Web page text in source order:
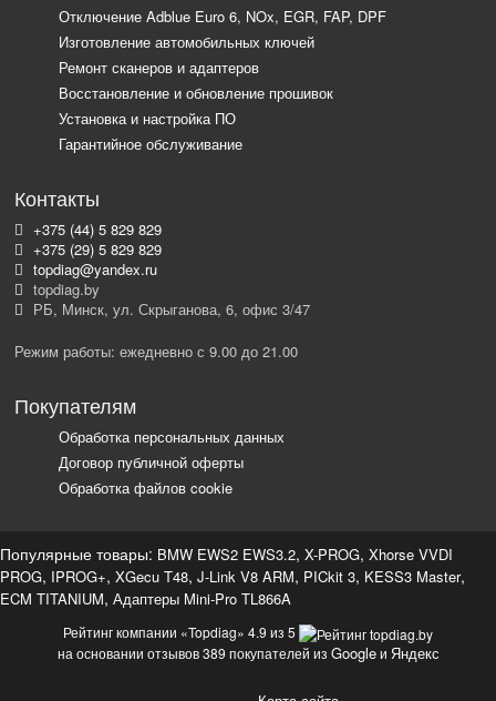
Отключение Adblue Euro 6, NOx, EGR, FAP, DPF
Изготовление автомобильных ключей
Ремонт сканеров и адаптеров
Восстановление и обновление прошивок
Установка и настройка ПО
Гарантийное обслуживание
Контакты
+375 (44) 5 829 829
+375 (29) 5 829 829
topdiag@yandex.ru
topdiag.by
РБ, Минск, ул. Скрыганова, 6, офис 3/47
Режим работы: ежедневно с 9.00 до 21.00
Покупателям
Обработка персональных данных
Договор публичной оферты
Обработка файлов cookie
Популярные товары: BMW EWS2 EWS3.2, X-PROG, Xhorse VVDI
PROG, IPROG+, XGecu T48, J-Link V8 ARM, PICkit 3, KESS3 Master,
ECM TITANIUM, Адаптеры Mini-Pro TL866A
Рейтинг компании «Topdiag» 4.9 из 5
на основании отзывов 389 покупателей из Googleи Яндекс